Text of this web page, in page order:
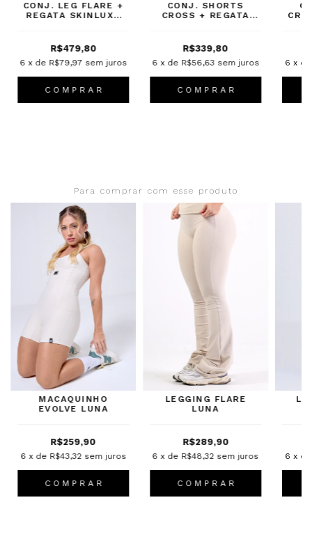
CONJ. LEG FLARE +
REGATA SKINLUXE
R$479,80
6 x de R$79,97 sem juros
C O M P R A R
CONJ. SHORTS
CROSS + REGATA
R$339,80
6 x de R$56,63 sem juros
C O M P R A R
6 x
Para comprar com esse produto
MACAQUINHO
EVOLVE LUNA
R$259,90
6 x de R$43,32 sem juros
C O M P R A R
LEGGING FLARE
LUNA
R$289,90
6 x de R$48,32 sem juros
C O M P R A R
6 x